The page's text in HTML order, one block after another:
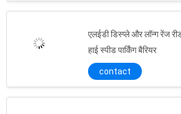
एलईडी डिस्प्ले और लॉन्ग रेंज
हाई स्पीड पार्किंग बैरियर
contact